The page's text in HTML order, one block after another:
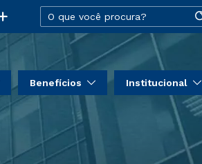
Benefícios Institucional